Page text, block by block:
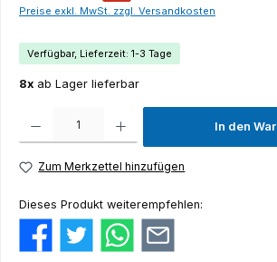
Preise exkl. MwSt. zzgl. Versandkosten
Verfügbar, Lieferzeit: 1-3 Tage
8x ab Lager lieferbar
In den
Zum Merkzettel hinzufügen
Dieses Produkt weiterempfehlen: